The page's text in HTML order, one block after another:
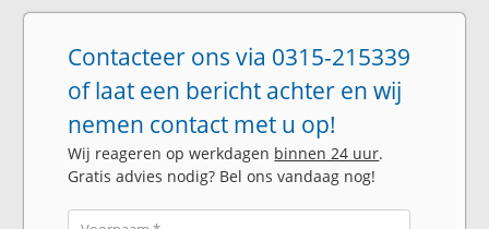
Contacteer ons via 0315-215339
of laat een bericht achter en wij
nemen contact met u op!
Wij reageren op werkdagen binnen 24 uur.
Gratis advies nodig? Bel ons vandaag nog!